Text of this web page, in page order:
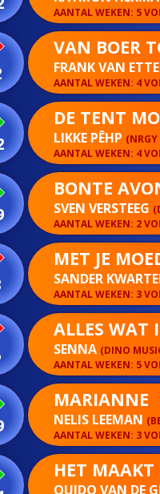
AANTAL WEKEN: 5
VAN BOER
FRANK VAN
AANTAL WEKEN: 4
DE TENT
LIKKE PÊHP (NRGY
AANTAL WEKEN: 4
BONTE
SVEN VERSTEEG
AANTAL WEKEN: 2
MET JE
SANDER
AANTAL WEKEN: 3
ALLES WAT
SENNA (DINO
AANTAL WEKEN: 5
MARIANNE
NELIS LEEMAN
AANTAL WEKEN: 3
HET
QUIDO VAN DE